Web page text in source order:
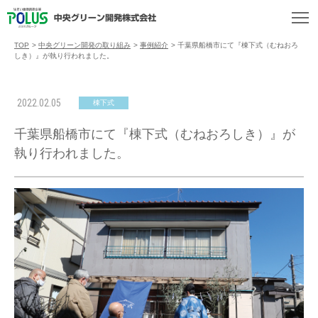
TOP > 中央グリーン開発の取り組み > 事例紹介 > 千葉県船橋市にて『棟下式（むねおろ
しき）』が執り行われました。
2022.02.05 棟下式
千葉県船橋市にて『棟下式（むねおろしき）』が
執り行われました。